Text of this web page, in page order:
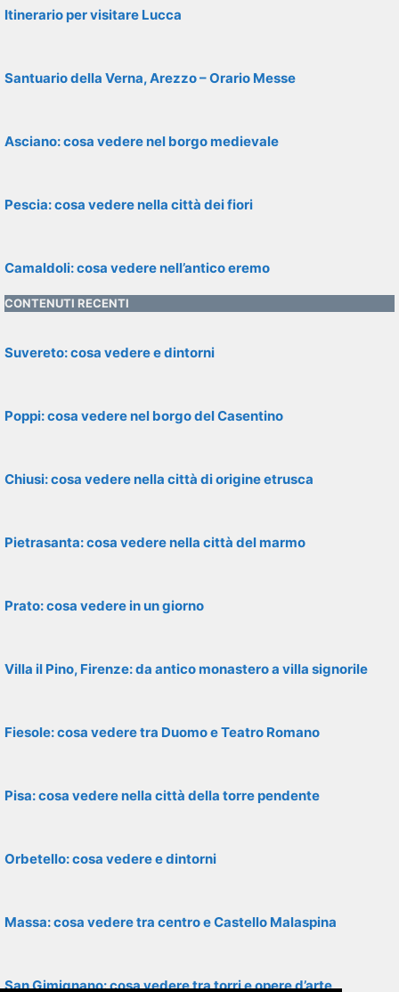
Itinerario per visitare Lucca
Santuario della Verna, Arezzo – Orario Messe
Asciano: cosa vedere nel borgo medievale
Pescia: cosa vedere nella città dei fiori
Camaldoli: cosa vedere nell’antico eremo
CONTENUTI RECENTI
Suvereto: cosa vedere e dintorni
Poppi: cosa vedere nel borgo del Casentino
Chiusi: cosa vedere nella città di origine etrusca
Pietrasanta: cosa vedere nella città del marmo
Prato: cosa vedere in un giorno
Villa il Pino, Firenze: da antico monastero a villa signorile
Fiesole: cosa vedere tra Duomo e Teatro Romano
Pisa: cosa vedere nella città della torre pendente
Orbetello: cosa vedere e dintorni
Massa: cosa vedere tra centro e Castello Malaspina
San Gimignano: cosa vedere tra torri e opere d’arte